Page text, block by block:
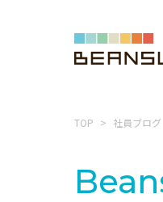
TOP 社員ブログ